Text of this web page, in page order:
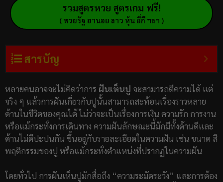
รวมสูตรหวย สูตรเกม ฟรี!
( หวยรัฐ ฮานอย ลาว หุ้น ยี่กี ฯลฯ )
สารบัญ
หลายคนอาจจะไม่คิดว่าการ ฝันเห็นปู จะสามารถตีความได้ แต่
จริง ๆ แล้วการฝันเกี่ยวกับปูนั้นสามารถสะท้อนเรื่องราวหลาย
ด้านในชีวิตของคุณได้ ไม่ว่าจะเป็นเรื่องการเงิน ความรัก การงาน
หรือแม้กระทั่งการเดินทาง ความฝันลักษณะนี้มักมีทั้งด้านดีและ
ด้านไม่ดีปะปนกัน ขึ้นอยู่กับรายละเอียดในความฝัน เช่น ขนาด สี
พฤติกรรมของปู หรือแม้กระทั่งตำแหน่งที่ปรากฏในความฝัน
โดยทั่วไป การฝันเห็นปูมักสื่อถึง “ความระมัดระวัง” และการต้อง